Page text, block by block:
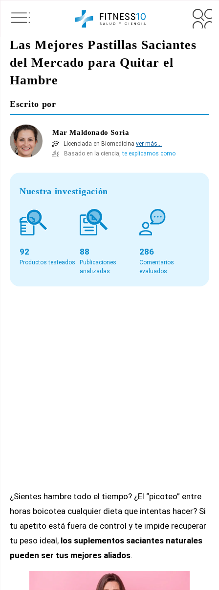
Nuestra investigación
92
Productos testeados
88
Publicaciones
analizadas
286
Comentarios
evaluados
¿Sientes hambre todo el tiempo? ¿El “picoteo” entre
horas boicotea cualquier dieta que intentas hacer? Si
tu apetito está fuera de control y te impide recuperar
tu peso ideal, los suplementos saciantes naturales
pueden ser tus mejores aliados.
Las Mejores Pastillas Saciantes
del Mercado para Quitar el
Hambre
Escrito por
Mar Maldonado Soria
Licenciada en Biomedicina ver más...
Basado en la ciencia,te explicamos como